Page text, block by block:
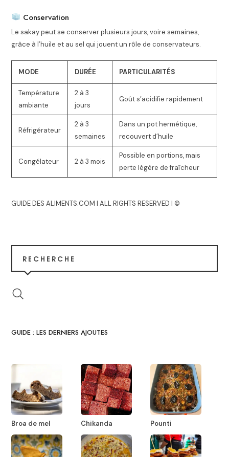
Conservation
Le sakay peut se conserver plusieurs jours, voire semaines,
grâce à l’huile et au sel qui jouent un rôle de conservateurs.
MODE DURÉE PARTICULARITÉS
Température
ambiante
2 à 3
jours
Goût s’acidifie rapidement
Réfrigérateur
2 à 3
semaines
Dans un pot hermétique,
recouvert d’huile
Congélateur 2 à 3 mois
Possible en portions, mais
perte légère de fraîcheur
GUIDE DES ALIMENTS.COM | ALL RIGHTS RESERVED | ©
RECHERCHE
GUIDE : LES DERNIERS AJOUTES
Broa de mel Chikanda Pounti